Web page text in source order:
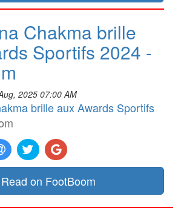
Chakma brille
Sportifs 2024 -
2025 07:00 AM
brille aux Awards Sportifs
Read on FootBoom